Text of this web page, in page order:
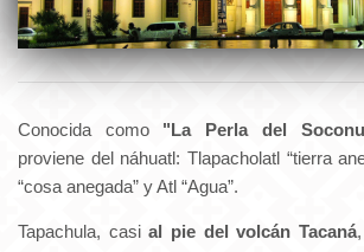
Conocida como "La Perla del
proviene del náhuatl: Tlapacholatl “tierra
“cosa anegada” y Atl “Agua”.
Tapachula, casial pie del volcán Tacaná